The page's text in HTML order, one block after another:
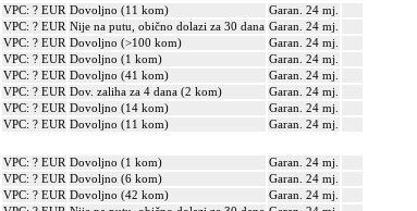
VPC: ? EUR Dovoljno (11 kom)
Garan. 24 mj.
VPC: ? EUR Nije na putu, obično dolazi za 30 dana Garan. 24 mj.
VPC: ? EUR Dovoljno (>100 kom)
Garan. 24 mj.
VPC: ? EUR Dovoljno (1 kom)
Garan. 24 mj.
VPC: ? EUR Dovoljno (41 kom)
Garan. 24 mj.
VPC: ? EUR Dov. zaliha za 4 dana (2 kom)
Garan. 24 mj.
VPC: ? EUR Dovoljno (14 kom)
Garan. 24 mj.
VPC: ? EUR Dovoljno (11 kom)
Garan. 24 mj.
VPC: ? EUR Dovoljno (1 kom)
Garan. 24 mj.
VPC: ? EUR Dovoljno (6 kom)
Garan. 24 mj.
VPC: ? EUR Dovoljno (42 kom)
Garan. 24 mj.